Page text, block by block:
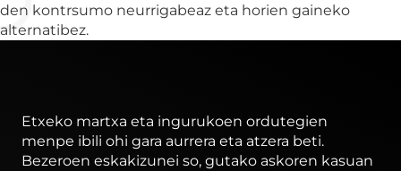
den kontrsumo neurrigabeaz eta horien gaineko
alternatibez.
Etxeko martxa eta ingurukoen ordutegien
menpe ibili ohi gara aurrera eta atzera beti.
Bezeroen eskakizunei so, gutako askoren kasuan